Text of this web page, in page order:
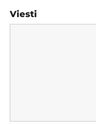
Viesti